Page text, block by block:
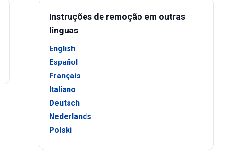
Instruções de remoção em outras
línguas
English
Español
Français
Italiano
Deutsch
Nederlands
Polski